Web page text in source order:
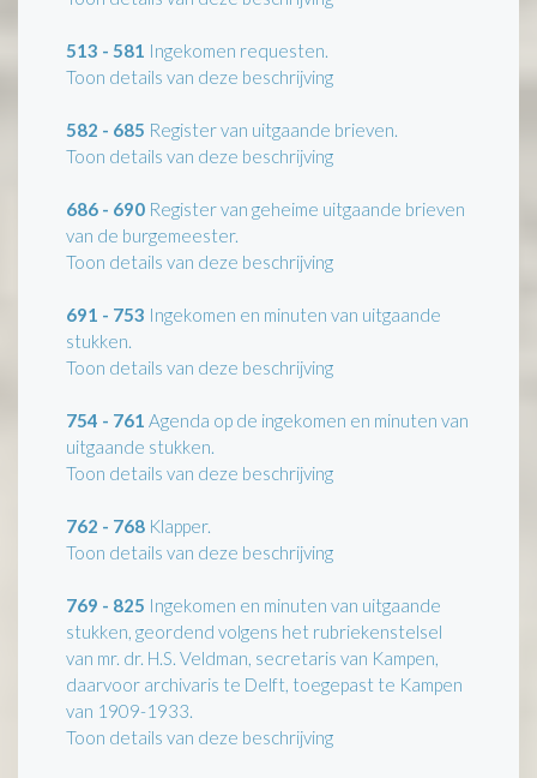
513 - 581 Ingekomen requesten.
Toon details van deze beschrijving
582 - 685 Register van uitgaande brieven.
Toon details van deze beschrijving
686 - 690 Register van geheime uitgaande brieven
van de burgemeester.
Toon details van deze beschrijving
691 - 753 Ingekomen en minuten van uitgaande
stukken.
Toon details van deze beschrijving
754 - 761 Agenda op de ingekomen en minuten van
uitgaande stukken.
Toon details van deze beschrijving
762 - 768 Klapper.
Toon details van deze beschrijving
769 - 825 Ingekomen en minuten van uitgaande
stukken, geordend volgens het rubriekenstelsel
van mr. dr. H.S. Veldman, secretaris van Kampen,
daarvoor archivaris te Delft, toegepast te Kampen
van 1909-1933.
Toon details van deze beschrijving